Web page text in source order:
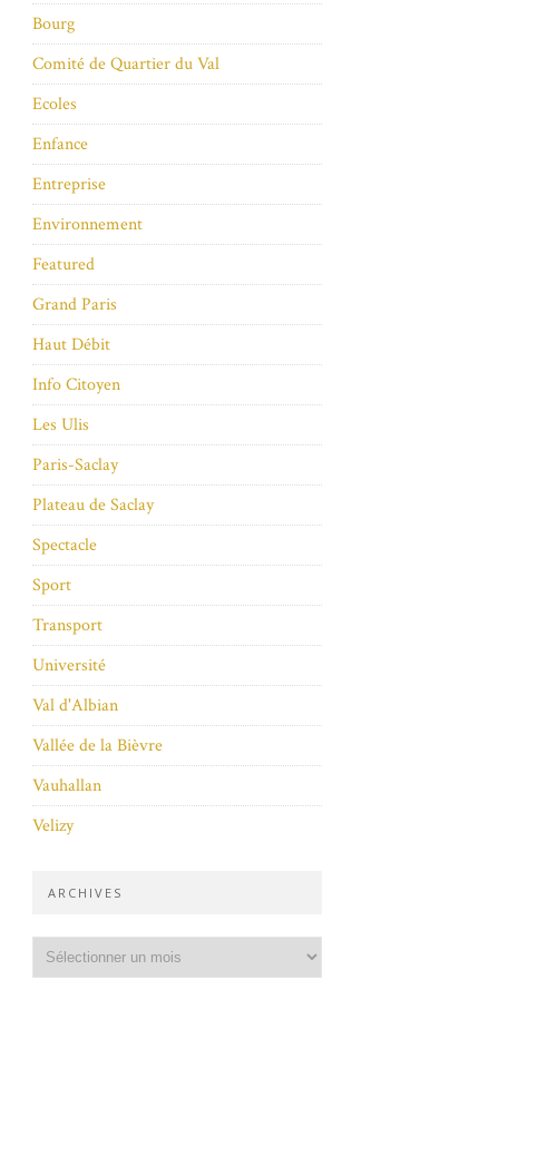
Bourg
Comité de Quartier du Val
Ecoles
Enfance
Entreprise
Environnement
Featured
Grand Paris
Haut Débit
Info Citoyen
Les Ulis
Paris-Saclay
Plateau de Saclay
Spectacle
Sport
Transport
Université
Val d'Albian
Vallée de la Bièvre
Vauhallan
Velizy
ARCHIVES